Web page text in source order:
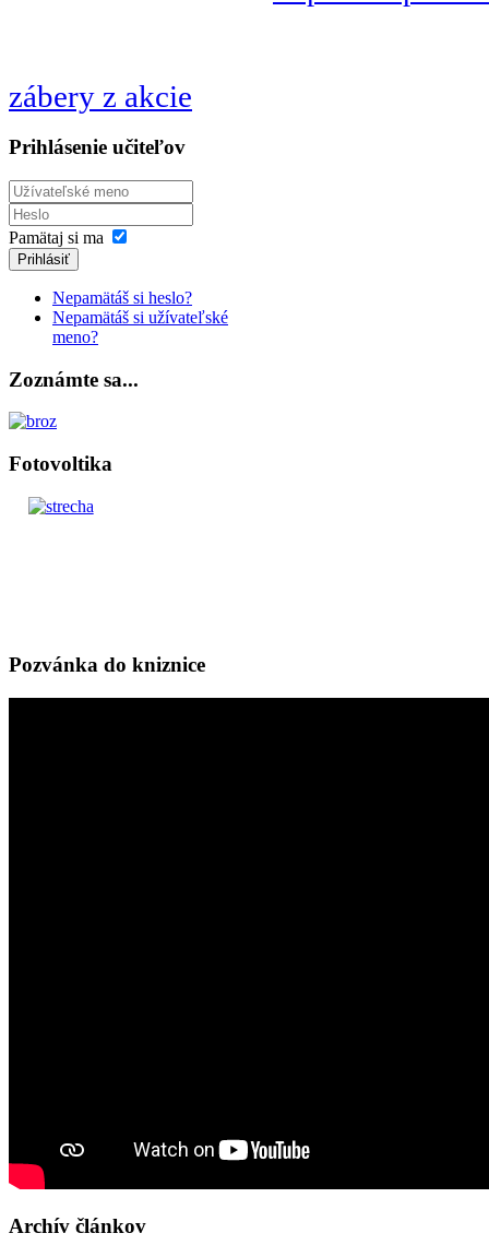
zábery z akcie
Prihlásenie učiteľov
Pamätaj si ma
Prihlásiť
Nepamätáš si heslo?
Nepamätáš si užívateľské
meno?
Zoznámte sa...
Fotovoltika
Pozvánka do kniznice
Archív článkov